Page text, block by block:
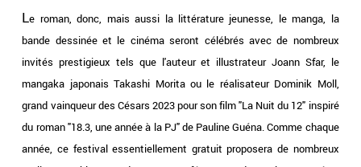
Le roman, donc, mais aussi la littérature jeunesse, le manga, la
bande dessinée et le cinéma seront célébrés avec de nombreux
invités prestigieux tels que l'auteur et illustrateur Joann Sfar, le
mangaka japonais Takashi Morita ou le réalisateur Dominik Moll,
grand vainqueur des Césars 2023 pour son film "La Nuit du 12" inspiré
du roman "18.3, une année à la PJ" de Pauline Guéna. Comme chaque
année, ce festival essentiellement gratuit proposera de nombreux